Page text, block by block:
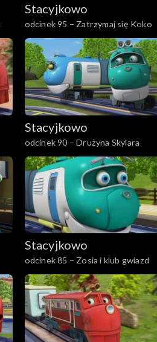
Stacyjkowo
odcinek 95 – Zatrzymaj się Koko
Stacyjkowo
odcinek 90 – Drużyna Skylara
Stacyjkowo
odcinek 85 – Zosia i klub gwiazd